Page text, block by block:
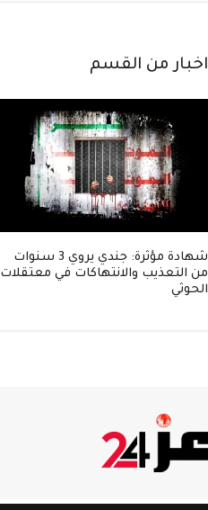
اخبار من القسم
شهادة مؤثرة: جندي يروي 3 سنوات
من التعذيب والانتهاكات في معتقلات
الحوثي